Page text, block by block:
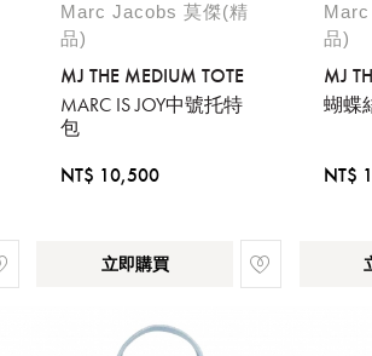
Marc Jacobs 莫傑(精
品)
MJ THE MEDIUM TOTE
MARC IS JOY中號托特
包
NT$ 10,500
立即購買
品)
MJ
蝴蝶
NT$